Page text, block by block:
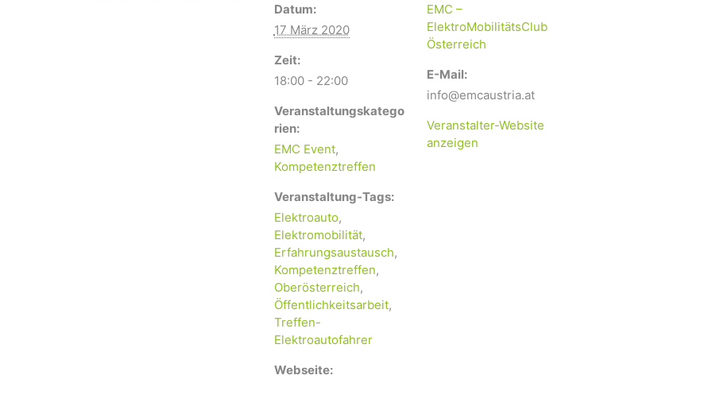
Datum:
17 März 2020
Zeit:
18:00 - 22:00
Veranstaltungskatego
rien:
EMC Event,
Kompetenztreffen
Veranstaltung-Tags:
Elektroauto,
Elektromobilität,
Erfahrungsaustausch,
Kompetenztreffen,
Oberösterreich,
Öffentlichkeitsarbeit,
Treffen-
Elektroautofahrer
Webseite:
EMC –
ElektroMobilitätsClub
Österreich
E-Mail:
info@emcaustria.at
Veranstalter-Website
anzeigen